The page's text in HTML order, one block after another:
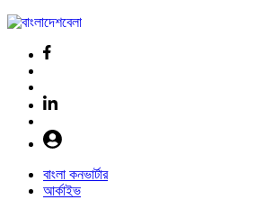
বাংলা কনভার্টার
আর্কাইভ